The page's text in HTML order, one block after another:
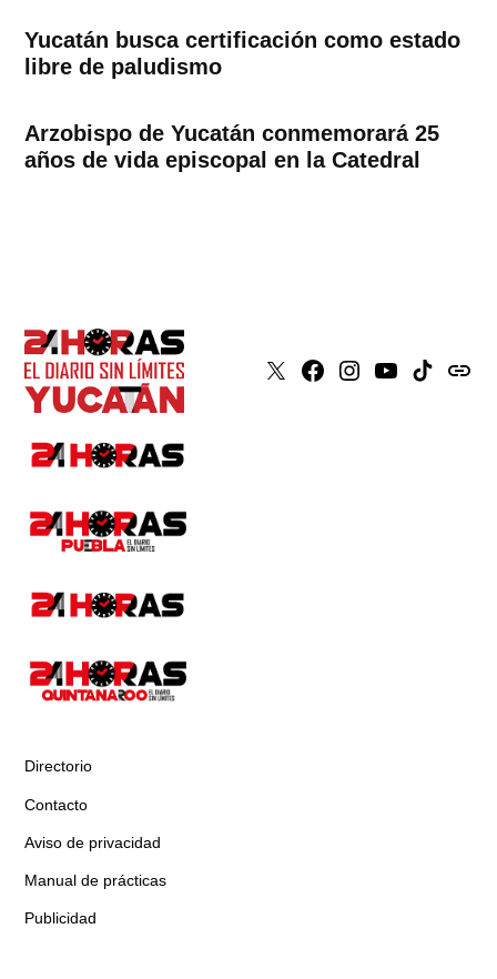
Yucatán busca certificación como estado
libre de paludismo
Arzobispo de Yucatán conmemorará 25
años de vida episcopal en la Catedral
X Faceboook
Instagram
YoutubeTiktokissuu
Directorio
Contacto
Aviso de privacidad
Manual de prácticas
Publicidad